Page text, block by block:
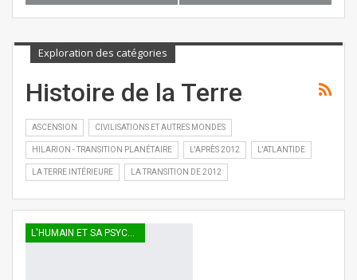
Exploration des catégories
Histoire de la Terre
ASCENSION CIVILISATIONS ET AUTRES MONDES
HILARION - TRANSITION PLANÉTAIRE L'APRÈS 2012 L'ATLANTIDE
LA TERRE INTÉRIEURE LA TRANSITION DE 2012
L'HUMAIN ET SA PSYCHÉE